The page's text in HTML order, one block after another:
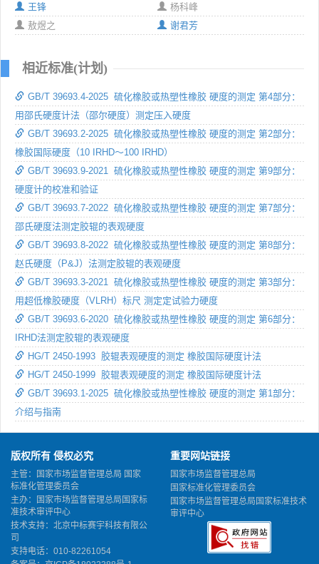
王锋
杨科峰
敖煜之
谢君芳
相近标准(计划)
GB/T 39693.4-2025 硫化橡胶或热塑性橡胶 硬度的测定 第4部分：
用邵氏硬度计法（邵尔硬度）测定压入硬度
GB/T 39693.2-2025 硫化橡胶或热塑性橡胶 硬度的测定 第2部分：
橡胶国际硬度（10 IRHD～100 IRHD）
GB/T 39693.9-2021 硫化橡胶或热塑性橡胶 硬度的测定 第9部分：
硬度计的校准和验证
GB/T 39693.7-2022 硫化橡胶或热塑性橡胶 硬度的测定 第7部分：
邵氏硬度法测定胶辊的表观硬度
GB/T 39693.8-2022 硫化橡胶或热塑性橡胶 硬度的测定 第8部分：
赵氏硬度（P&J）法测定胶辊的表观硬度
GB/T 39693.3-2021 硫化橡胶或热塑性橡胶 硬度的测定 第3部分：
用超低橡胶硬度（VLRH）标尺 测定定试验力硬度
GB/T 39693.6-2020 硫化橡胶或热塑性橡胶 硬度的测定 第6部分：
IRHD法测定胶辊的表观硬度
HG/T 2450-1993 胶辊表观硬度的测定 橡胶国际硬度计法
HG/T 2450-1999 胶辊表观硬度的测定 橡胶国际硬度计法
GB/T 39693.1-2025 硫化橡胶或热塑性橡胶 硬度的测定 第1部分：
介绍与指南
版权所有 侵权必究
主管：国家市场监督管理总局 国家
标准化管理委员会
主办：国家市场监督管理总局国家标
准技术审评中心
技术支持：北京中标赛宇科技有限公
司
支持电话：010-82261054
重要网站链接
国家市场监督管理总局
国家标准化管理委员会
国家市场监督管理总局国家标准技术
审评中心